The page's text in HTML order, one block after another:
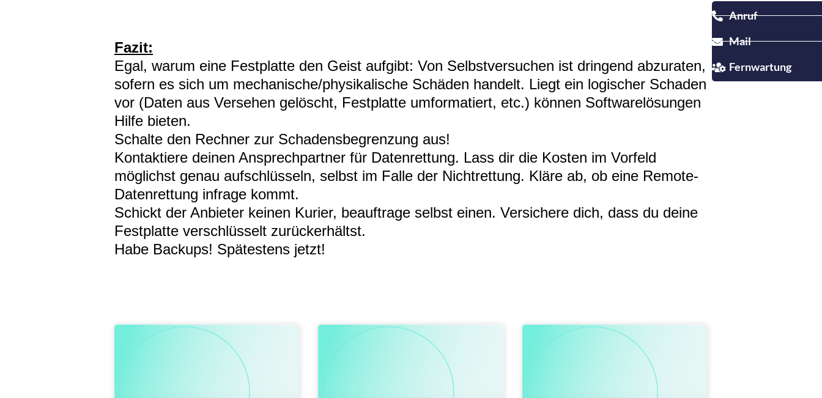
Anruf
Mail
Fernwartung
Fazit:
Egal, warum eine Festplatte den Geist aufgibt: Von Selbstversuchen ist dringend abzuraten,
sofern es sich um mechanische/physikalische Schäden handelt. Liegt ein logischer Schaden
vor (Daten aus Versehen gelöscht, Festplatte umformatiert, etc.) können Softwarelösungen
Hilfe bieten.
Schalte den Rechner zur Schadensbegrenzung aus!
Kontaktiere deinen Ansprechpartner für Datenrettung. Lass dir die Kosten im Vorfeld
möglichst genau aufschlüsseln, selbst im Falle der Nichtrettung. Kläre ab, ob eine Remote-
Datenrettung infrage kommt.
Schickt der Anbieter keinen Kurier, beauftrage selbst einen. Versichere dich, dass du deine
Festplatte verschlüsselt zurückerhältst.
Habe Backups! Spätestens jetzt!